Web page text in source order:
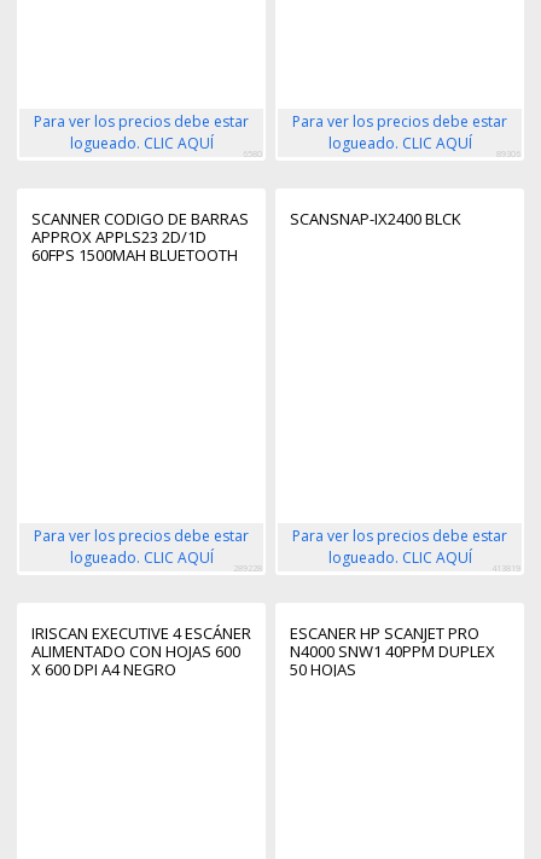
Para ver los precios debe estar
logueado. CLIC AQUÍ
6580
Para ver los precios debe estar
logueado. CLIC AQUÍ
89306
SCANNER CODIGO DE BARRAS
APPROX APPLS23 2D/1D
60FPS 1500MAH BLUETOOTH
Para ver los precios debe estar
logueado. CLIC AQUÍ
289228
SCANSNAP-IX2400 BLCK
Para ver los precios debe estar
logueado. CLIC AQUÍ
413819
IRISCAN EXECUTIVE 4 ESCÁNER
ALIMENTADO CON HOJAS 600
X 600 DPI A4 NEGRO
ESCANER HP SCANJET PRO
N4000 SNW1 40PPM DUPLEX
50 HOJAS